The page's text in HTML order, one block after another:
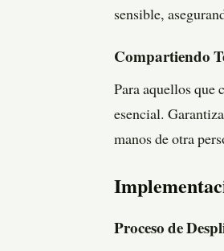
sensible,
Compartiendo
Para aquellos que
esencial.
manos de otra
Proceso de